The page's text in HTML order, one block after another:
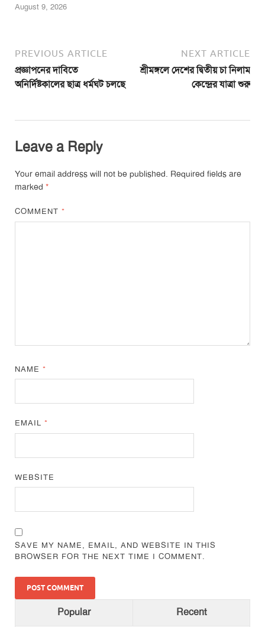
August 9, 2026
PREVIOUS ARTICLE
প্রজ্ঞাপনের দাবিতে
অনির্দিষ্টকালের ছাত্র ধর্মঘট চলছে
NEXT ARTICLE
শ্রীমঙ্গলে দেশের দ্বিতীয় চা নিলাম
কেন্দ্রের যাত্রা শুরু
Leave a Reply
Your email address will not be published. Required fields are
marked *
COMMENT*
NAME*
EMAIL*
WEBSITE
SAVE MY NAME, EMAIL, AND WEBSITE IN THIS
BROWSER FOR THE NEXT TIME I COMMENT.
Popular Recent